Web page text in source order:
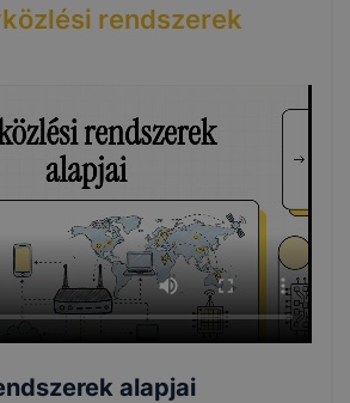
rendszerek
alapjai